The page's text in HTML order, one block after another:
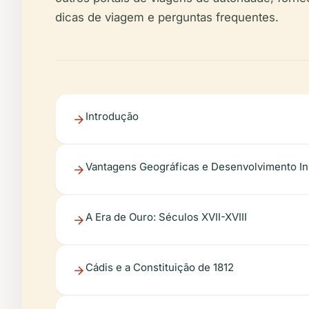
dicas de viagem e perguntas frequentes.
Introdução
Vantagens Geográficas e Desenvolvimento
A Era de Ouro: Séculos XVII-XVIII
Cádis e a Constituição de 1812